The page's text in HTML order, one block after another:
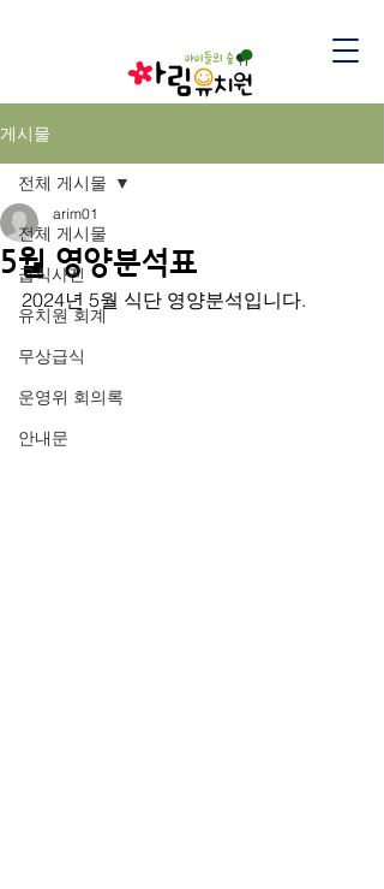
게시물
전체 게시물
급식사진
유치원 회계
무상급식
운영위 회의록
안내문
전체 게시물
5월 영양분석표
arim01
2024년 5월 식단 영양분석입니다.